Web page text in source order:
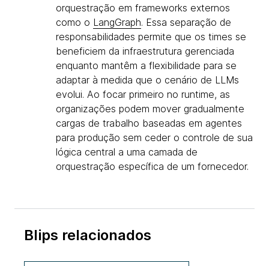
orquestração em frameworks externos
como o LangGraph. Essa separação de
responsabilidades permite que os times se
beneficiem da infraestrutura gerenciada
enquanto mantêm a flexibilidade para se
adaptar à medida que o cenário de LLMs
evolui. Ao focar primeiro no runtime, as
organizações podem mover gradualmente
cargas de trabalho baseadas em agentes
para produção sem ceder o controle de sua
lógica central a uma camada de
orquestração específica de um fornecedor.
Blips relacionados